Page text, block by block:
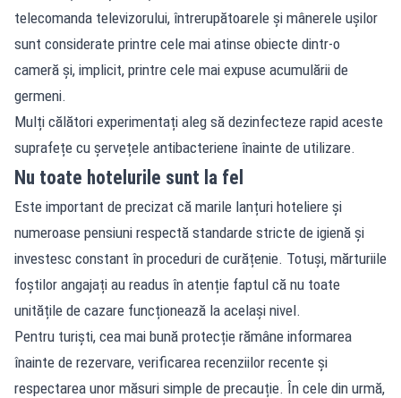
telecomanda televizorului, întrerupătoarele și mânerele ușilor
sunt considerate printre cele mai atinse obiecte dintr-o
cameră și, implicit, printre cele mai expuse acumulării de
germeni.
Mulți călători experimentați aleg să dezinfecteze rapid aceste
suprafețe cu șervețele antibacteriene înainte de utilizare.
Nu toate hotelurile sunt la fel
Este important de precizat că marile lanțuri hoteliere și
numeroase pensiuni respectă standarde stricte de igienă și
investesc constant în proceduri de curățenie. Totuși, mărturiile
foștilor angajați au readus în atenție faptul că nu toate
unitățile de cazare funcționează la același nivel.
Pentru turiști, cea mai bună protecție rămâne informarea
înainte de rezervare, verificarea recenziilor recente și
respectarea unor măsuri simple de precauție. În cele din urmă,